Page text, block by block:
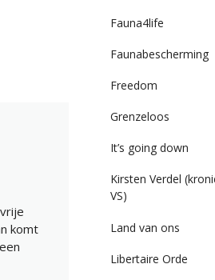
komt
Fauna4life
Faunabescherming
Freedom
Grenzeloos
It’s going down
Kirsten Verdel
VS)
Land van ons
Libertaire Orde